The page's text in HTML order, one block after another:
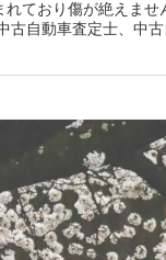
ており傷が絶えませ
古自動車査定士、中